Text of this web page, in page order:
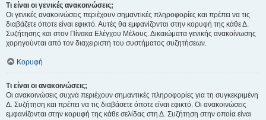
Τι είναι οι γενικές ανακοινώσεις;
Οι γενικές ανακοινώσεις περιέχουν σημαντικές πληροφορίες και πρέπει να τις
διαβάζετε όποτε είναι εφικτό. Αυτές θα εμφανίζονται στην κορυφή της κάθε Δ.
Συζήτησης και στον Πίνακα Ελέγχου Μέλους. Δικαιώματα γενικής ανακοίνωσης
χορηγούνται από τον διαχειριστή του συστήματος συζητήσεων.
Κορυφή
Τι είναι οι ανακοινώσεις;
Οι ανακοινώσεις συχνά περιέχουν σημαντικές πληροφορίες για τη συγκεκριμένη
Δ. Συζήτηση και πρέπει να τις διαβάσετε όποτε είναι εφικτό. Οι ανακοινώσεις
εμφανίζονται στην κορυφή της κάθε σελίδας στη Δ. Συζήτηση στην οποία είναι